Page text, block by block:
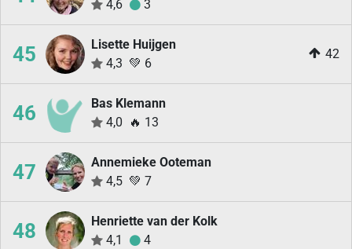
4,6 3
45
Lisette Huijgen
4,3 💚 6
42
46
Bas Klemann
4,0
🔥 13
47
Annemieke Ooteman
4,5 💚 7
48
Henriette van der Kolk
4,1
4